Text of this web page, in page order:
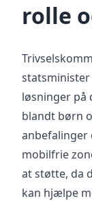
rolle
løsninger på
blandt børn
anbefalinger
mobilfrie
at støtte, da
kan hjælpe